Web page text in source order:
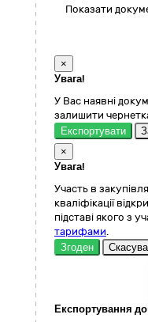
Показати
×
Увага!
У Вас наявні
залишити
Експортувати
×
Увага!
Участь в
кваліфікації
підставі якого з
тарифами.
Згоден
Експортування